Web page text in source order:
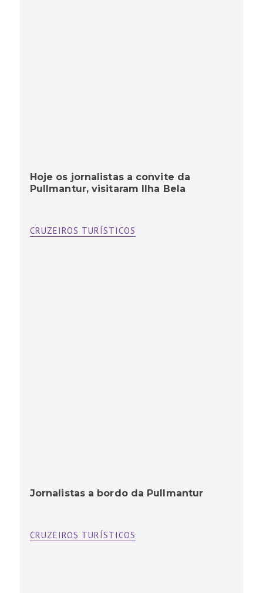
Hoje os jornalistas a convite da
Pullmantur, visitaram Ilha Bela
CRUZEIROS TURÍSTICOS
Jornalistas a bordo da Pullmantur
CRUZEIROS TURÍSTICOS